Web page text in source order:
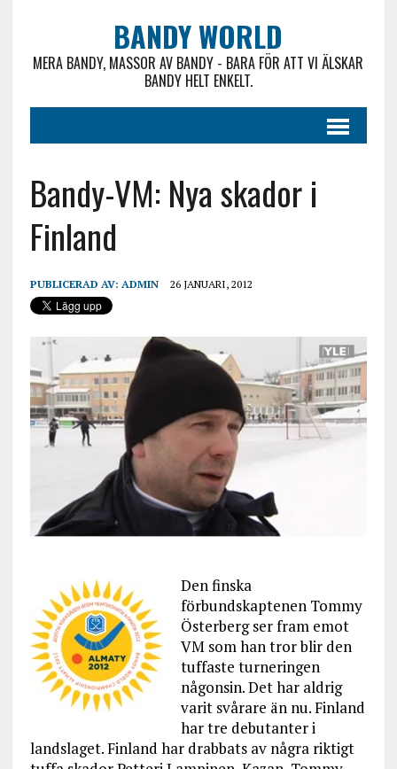
BANDY WORLD
MERA BANDY, MASSOR AV BANDY - BARA FÖR ATT VI ÄLSKAR
BANDY HELT ENKELT.
Bandy-VM: Nya skador i
Finland
PUBLICERAD AV: ADMIN 26 JANUARI, 2012
Den finska
förbundskaptenen Tommy
Österberg ser fram emot
VM som han tror blir den
tuffaste turneringen
någonsin. Det har aldrig
varit svårare än nu. Finland
har tre debutanter i
landslaget. Finland har drabbats av några riktigt